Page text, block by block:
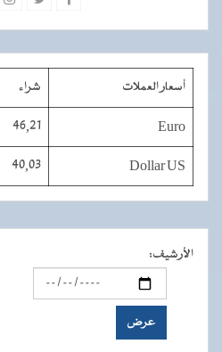
أسعار العملات شراء
Euro
46,21
Dollar US
40,03
الأرشيف: